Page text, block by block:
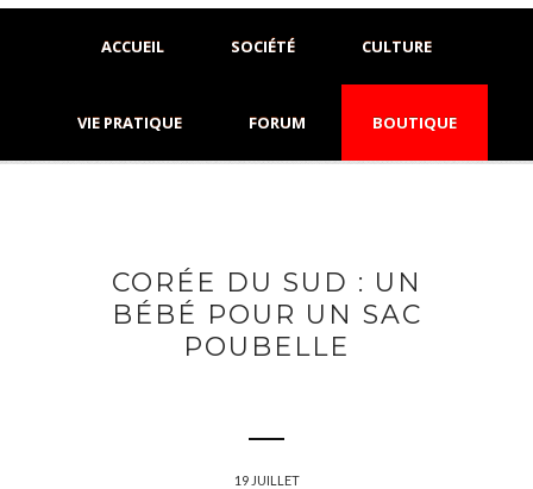
ACCUEIL SOCIÉTÉ CULTURE
VIE PRATIQUE FORUM BOUTIQUE
CORÉE DU SUD : UN
BÉBÉ POUR UN SAC
POUBELLE
19 JUILLET